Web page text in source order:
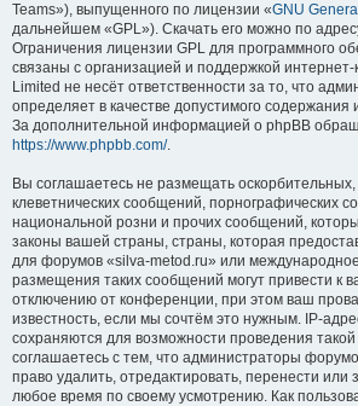
Teams»), выпущенного по лицензии «GNU
дальнейшем «GPL»). Скачать его можно по
Ограничения лицензии GPL для программного
связаны с организацией и поддержкой
Limited не несёт ответственности за то, что
определяет в качестве допустимого содержания
За дополнительной информацией о phpBB
https://www.phpbb.com/.
Вы соглашаетесь не размещать
клеветнических сообщений, порнографических
национальной розни и прочих сообщений,
законы вашей страны, страны, которая
для форумов «silva-metod.ru» или
размещения таких сообщений могут привести к
отключению от конференции, при этом ваш
известность, если мы сочтём это нужным. IP-
сохраняются для возможности проведения
соглашаетесь с тем, что администраторы
право удалить, отредактировать, перенести или
любое время по своему усмотрению. Как